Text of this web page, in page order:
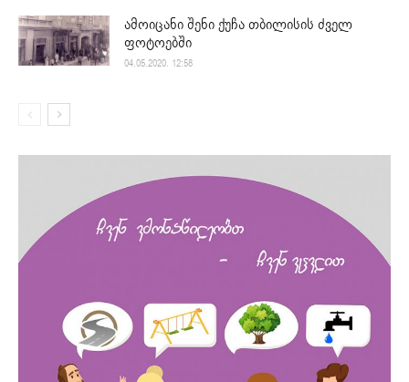
ამოიცანი შენი ქუჩა თბილისის ძველ
ფოტოებში
04.05.2020. 12:58